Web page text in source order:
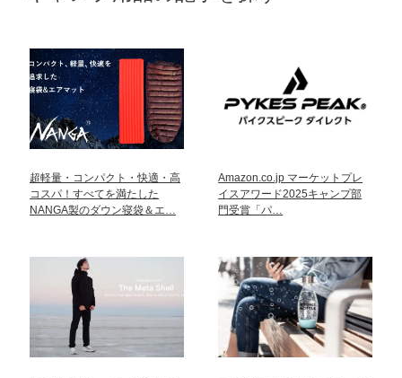
超軽量・コンパクト・快適・高
コスパ！すべてを満たした
NANGA製のダウン寝袋＆エ…
Amazon.co.jp マーケットプレ
イスアワード2025キャンプ部
門受賞「パ…